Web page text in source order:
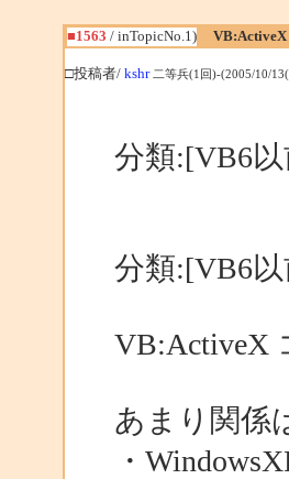
■1563 / inTopicNo.1) VB:ActiveX
□投稿者/ kshr 二等兵(1回)-(2005/10/
分類:[VB6
分類:[VB6
VB:ActiveX
あまり関係
・